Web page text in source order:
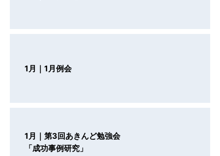
1月｜1月例会
1月｜第3回あきんど勉強会
「成功事例研究」